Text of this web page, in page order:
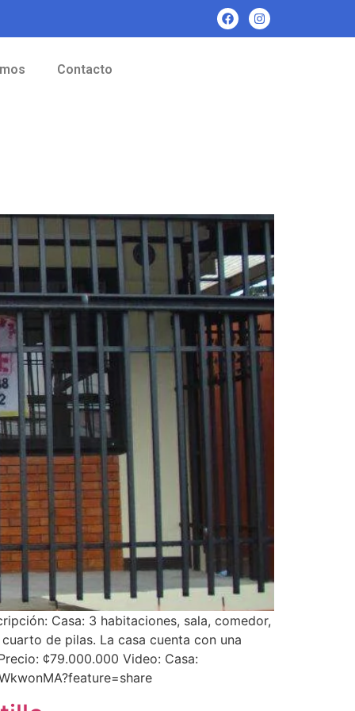
Contacto
Casa: 3 habitaciones, sala, comedor,
de pilas. La casa cuenta con una
¢79.000.000 Video: Casa: